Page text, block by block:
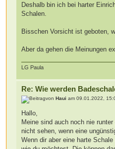
Deshalb bin ich bei harter
Schalen.
Bisschen Vorsicht ist geboten,
Aber da gehen die Meinungen
LG Paula
Re: Wie werden
vonHaui am 09.01.2022,
Hallo,
Meine sind auch noch nie
nicht sehen, wenn eine
Wenn dir aber eine harte